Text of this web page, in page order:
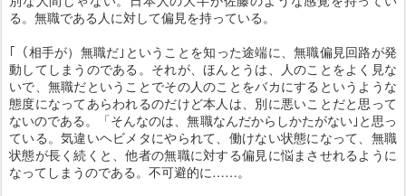
る。無職である人に対して偏見を持っている。
｢（相手が）無職だ｣ということを知った途端に、無職偏見回路が発
動してしまうのである。それが、ほんとうは、人のことをよく見な
いで、無職だということでその人のことをバカにするというような
態度になってあらわれるのだけど本人は、別に悪いことだと思って
ないのである。「そんなのは、無職なんだからしかたがない｣と思っ
ている。気違いヘビメタにやられて、働けない状態になって、無職
状態が長く続くと、他者の無職に対する偏見に悩まさせれるように
なってしまうのである。不可避的に……。